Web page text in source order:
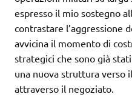
espresso il mio sostegno
contrastare l’aggressione
avvicina il momento di
strategici che sono già
una nuova struttura verso
attraverso il negoziato.